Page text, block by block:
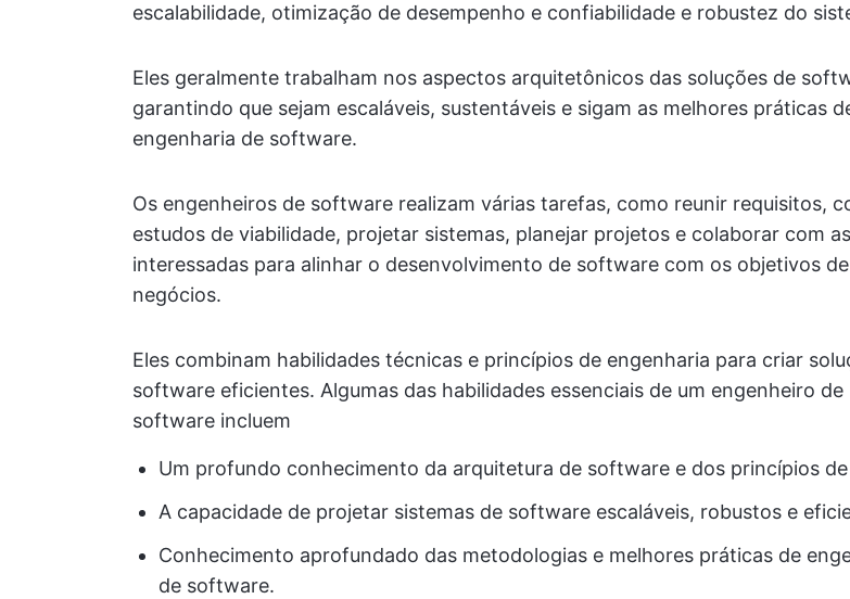
escalabilidade, otimização de desempenho e confiabilidade e robustez do
Eles geralmente trabalham nos aspectos arquitetônicos das soluções de
garantindo que sejam escaláveis, sustentáveis e sigam as melhores práticas
engenharia de software.
Os engenheiros de software realizam várias tarefas, como reunir requisitos,
estudos de viabilidade, projetar sistemas, planejar projetos e colaborar com
interessadas para alinhar o desenvolvimento de software com os objetivos de
negócios.
Eles combinam habilidades técnicas e princípios de engenharia para criar
software eficientes. Algumas das habilidades essenciais de um engenheiro de
software incluem
Um profundo conhecimento da arquitetura de software e dos princípios
A capacidade de projetar sistemas de software escaláveis, robustos e
Conhecimento aprofundado das metodologias e melhores práticas de
de software.